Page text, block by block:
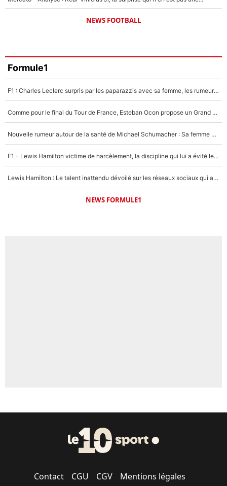
NEWS FOOTBALL
Formule1
F1 : Charles Leclerc surpris par les paparazzis avec sa femme, les rumeurs étaient vraies !
Comme pour le final du Tour de France, Esteban Ocon propose un Grand Prix de Formule 1 à Paris : «Autour de l’Arc de Triomphe, ce serait génial» !
Nouvelle rumeur autour de la santé de Michael Schumacher : Sa femme Corinna sort du silence
F1 - Lewis Hamilton victime de harcèlement, la discipline qui lui a évité le pire : «J'aurais probablement mal tourné»
Lewis Hamilton : Le talent inattendu dévoilé sur les réseaux sociaux qui a impressionné Kim Kardashian pendant leurs vacances en amoureux !
NEWS FORMULE1
Contact CGU CGV Mentions légales